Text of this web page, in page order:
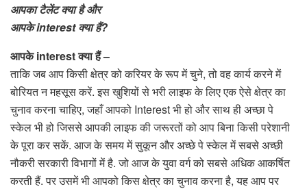
आपका टैलेंट क्या है और
आपके interest क्या हैं?
आपके interest क्या हैं –
ताकि जब आप किसी क्षेत्र को करियर के रूप में चुने, तो वह कार्य करने में
बोरियत न महसूस करें. इस खुशियों से भरी लाइफ के लिए एक ऐसे क्षेत्र का
चुनाव करना चाहिए, जहाँ आपको Interest भी हो और साथ ही अच्छा पे
स्केल भी हो जिससे आपकी लाइफ की जरूरतों को आप बिना किसी परेशानी
के पूरा कर सकें. आज के समय में सुकून और अच्छे पे स्केल में सबसे अच्छी
नौकरी सरकारी विभागों में है. जो आज के युवा वर्ग को सबसे अधिक आकर्षित
करती हैं. पर उसमें भी आपको किस क्षेत्र का चुनाव करना है, यह आप पर